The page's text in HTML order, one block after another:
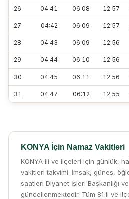
26 04:41 06:08 12:57
27 04:42 06:09 12:57
28 04:43 06:09 12:56
29 04:44 06:10 12:56
30 04:45 06:11 12:56
31 04:47 06:12 12:55
KONYA İçin Namaz Vakitleri
KONYA ili ve ilçeleri için günlük,
vakitleri takvimi. İmsak, güneş,
saatleri Diyanet İşleri Başkanlığı
güncellenmektedir. Tüm 81 il ve